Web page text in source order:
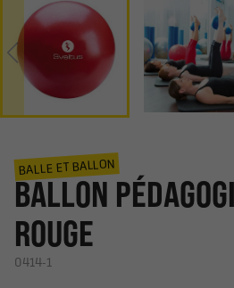
BALLE ET BALLON
BALLON
ROUGE
0414-1